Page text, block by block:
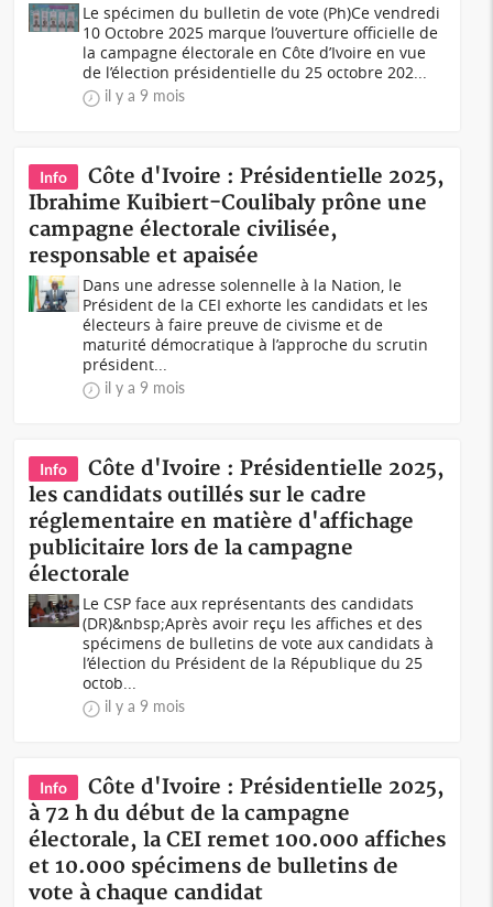
Le spécimen du bulletin de vote (Ph)Ce vendredi
10 Octobre 2025 marque l’ouverture officielle de
la campagne électorale en Côte d’Ivoire en vue
de l’élection présidentielle du 25 octobre 202...
il y a 9 mois
Info
Côte d'Ivoire : Présidentielle 2025,
Ibrahime Kuibiert-Coulibaly prône une
campagne électorale civilisée,
responsable et apaisée
Dans une adresse solennelle à la Nation, le
Président de la CEI exhorte les candidats et les
électeurs à faire preuve de civisme et de
maturité démocratique à l’approche du scrutin
président...
il y a 9 mois
Info
Côte d'Ivoire : Présidentielle 2025,
les candidats outillés sur le cadre
réglementaire en matière d'affichage
publicitaire lors de la campagne
électorale
Le CSP face aux représentants des candidats
(DR)&nbsp;Après avoir reçu les affiches et des
spécimens de bulletins de vote aux candidats à
l’élection du Président de la République du 25
octob...
il y a 9 mois
Info
Côte d'Ivoire : Présidentielle 2025,
à 72 h du début de la campagne
électorale, la CEI remet 100.000 affiches
et 10.000 spécimens de bulletins de
vote à chaque candidat